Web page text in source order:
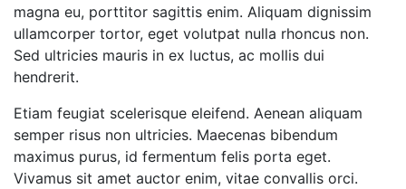
magna eu, porttitor sagittis enim. Aliquam dignissim
ullamcorper tortor, eget volutpat nulla rhoncus non.
Sed ultricies mauris in ex luctus, ac mollis dui
hendrerit.
Etiam feugiat scelerisque eleifend. Aenean aliquam
semper risus non ultricies. Maecenas bibendum
maximus purus, id fermentum felis porta eget.
Vivamus sit amet auctor enim, vitae convallis orci.